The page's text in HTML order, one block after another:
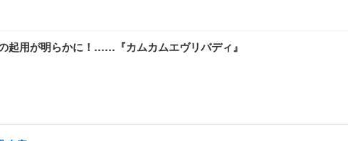
起用が明らかに！……『カムカムエヴリバディ』